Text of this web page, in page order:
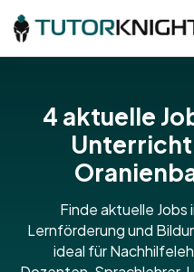
4 aktuelle
Finde aktuelle Jobs
Lernförderung und
ideal für